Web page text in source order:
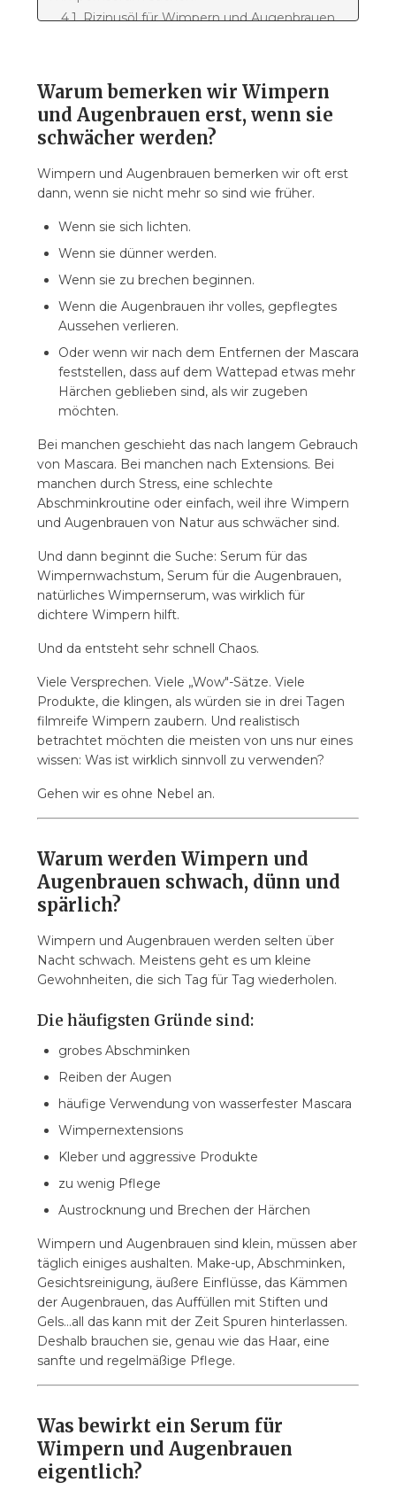
4.1. Rizinusöl für Wimpern und Augenbrauen
4.4. Vitamin E
5. Wie verwendet man ein Serum für Wimpern
und Augenbrauen?
6. Wann sind Ergebnisse sichtbar?
7. Für wen ist ein Serum für Wimpern und
und Augenbrauen?
9. Natürliches Serum für Wimpern und
Augenbrauen als Teil der Abendroutine
10. Serum für Wimpern und Augenbrauen Mala
od lavande
Warum bemerken wir Wimpern
und Augenbrauen erst, wenn sie
schwächer werden?
Wimpern und Augenbrauen bemerken wir oft erst
dann, wenn sie nicht mehr so sind wie früher.
Wenn sie sich lichten.
Wenn sie dünner werden.
Wenn sie zu brechen beginnen.
Wenn die Augenbrauen ihr volles, gepflegtes
Aussehen verlieren.
Oder wenn wir nach dem Entfernen der Mascara
feststellen, dass auf dem Wattepad etwas mehr
Härchen geblieben sind, als wir zugeben
möchten.
Bei manchen geschieht das nach langem Gebrauch
von Mascara. Bei manchen nach Extensions. Bei
manchen durch Stress, eine schlechte
Abschminkroutine oder einfach, weil ihre Wimpern
und Augenbrauen von Natur aus schwächer sind.
Und dann beginnt die Suche: Serum für das
Wimpernwachstum, Serum für die Augenbrauen,
natürliches Wimpernserum, was wirklich für
dichtere Wimpern hilft.
Und da entsteht sehr schnell Chaos.
Viele Versprechen. Viele „Wow"-Sätze. Viele
Produkte, die klingen, als würden sie in drei Tagen
filmreife Wimpern zaubern. Und realistisch
betrachtet möchten die meisten von uns nur eines
wissen: Was ist wirklich sinnvoll zu verwenden?
Gehen wir es ohne Nebel an.
Warum werden Wimpern und
Augenbrauen schwach, dünn und
spärlich?
Wimpern und Augenbrauen werden selten über
Nacht schwach. Meistens geht es um kleine
Gewohnheiten, die sich Tag für Tag wiederholen.
Die häufigsten Gründe sind:
grobes Abschminken
Reiben der Augen
häufige Verwendung von wasserfester Mascara
Wimpernextensions
Kleber und aggressive Produkte
zu wenig Pflege
Austrocknung und Brechen der Härchen
Wimpern und Augenbrauen sind klein, müssen aber
täglich einiges aushalten. Make-up, Abschminken,
Gesichtsreinigung, äußere Einflüsse, das Kämmen
der Augenbrauen, das Auffüllen mit Stiften und
Gels...all das kann mit der Zeit Spuren hinterlassen.
Deshalb brauchen sie, genau wie das Haar, eine
sanfte und regelmäßige Pflege.
Was bewirkt ein Serum für
Wimpern und Augenbrauen
eigentlich?